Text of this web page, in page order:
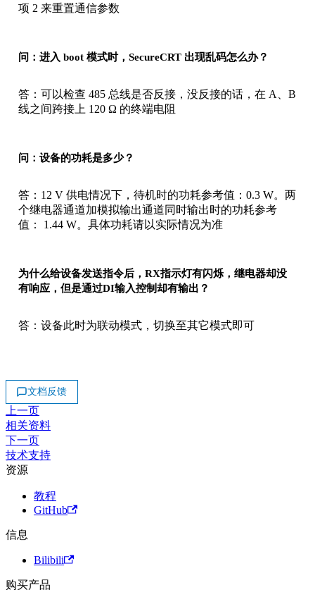
项 2 来重置通信参数
问：进入 boot 模式时，SecureCRT 出现乱码怎么办？
答：可以检查 485 总线是否反接，没反接的话，在 A、B
线之间跨接上 120 Ω 的终端电阻
问：设备的功耗是多少？
答：12 V 供电情况下，待机时的功耗参考值：0.3 W。两
个继电器通道加模拟输出通道同时输出时的功耗参考
值： 1.44 W。具体功耗请以实际情况为准
为什么给设备发送指令后，RX指示灯有闪烁，继电器却没
有响应，但是通过DI输入控制却有输出？
答：设备此时为联动模式，切换至其它模式即可
文档反馈
上一页
相关资料
下一页
技术支持
资源
教程
GitHub
信息
Bilibili
购买产品